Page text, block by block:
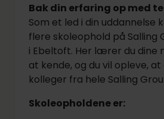
Bak din erfaring op med
Som et led i din uddannelse
flere skoleophold på Salling
i Ebeltoft. Her lærer du dine
at kende, og du vil opleve,
kolleger fra hele Salling
Skoleopholdene er: